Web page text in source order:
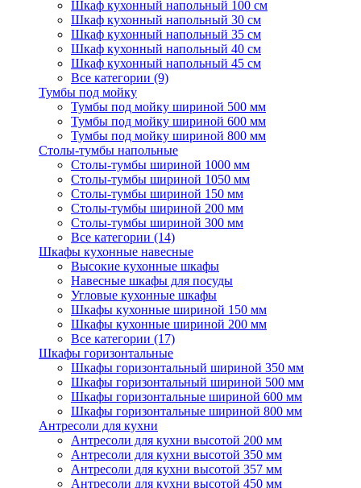
Шкаф кухонный напольный 100 см
Шкаф кухонный напольный 30 см
Шкаф кухонный напольный 35 см
Шкаф кухонный напольный 40 см
Шкаф кухонный напольный 45 см
Все категории (9)
Тумбы под мойку
Тумбы под мойку шириной 500 мм
Тумбы под мойку шириной 600 мм
Тумбы под мойку шириной 800 мм
Столы-тумбы напольные
Столы-тумбы шириной 1000 мм
Столы-тумбы шириной 1050 мм
Столы-тумбы шириной 150 мм
Столы-тумбы шириной 200 мм
Столы-тумбы шириной 300 мм
Все категории (14)
Шкафы кухонные навесные
Высокие кухонные шкафы
Навесные шкафы для посуды
Угловые кухонные шкафы
Шкафы кухонные шириной 150 мм
Шкафы кухонные шириной 200 мм
Все категории (17)
Шкафы горизонтальные
Шкафы горизонтальный шириной 350 мм
Шкафы горизонтальный шириной 500 мм
Шкафы горизонтальные шириной 600 мм
Шкафы горизонтальные шириной 800 мм
Антресоли для кухни
Антресоли для кухни высотой 200 мм
Антресоли для кухни высотой 350 мм
Антресоли для кухни высотой 357 мм
Антресоли для кухни высотой 450 мм